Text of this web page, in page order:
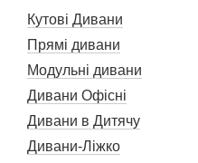
Кутові Дивани
Прямі дивани
Модульні дивани
Дивани Офісні
Дивани в Дитячу
Дивани-Ліжко